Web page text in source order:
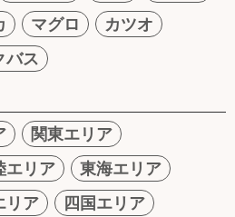
マグロ
カツオ
バス
関東エリア
エリア
東海エリア
リア
四国エリア